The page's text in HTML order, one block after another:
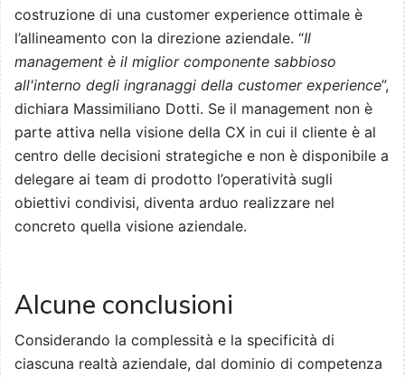
costruzione di una customer experience ottimale è
l’allineamento con la direzione aziendale. “Il
management è il miglior componente sabbioso
all'interno degli ingranaggi della customer experience”,
dichiara Massimiliano Dotti. Se il management non è
parte attiva nella visione della CX in cui il cliente è al
centro delle decisioni strategiche e non è disponibile a
delegare ai team di prodotto l’operatività sugli
obiettivi condivisi, diventa arduo realizzare nel
concreto quella visione aziendale.
Alcune conclusioni
Considerando la complessità e la specificità di
ciascuna realtà aziendale, dal dominio di competenza